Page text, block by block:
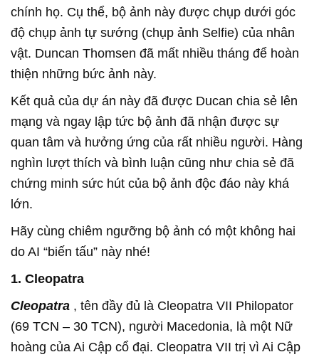
chính họ. Cụ thể, bộ ảnh này được chụp dưới góc
độ chụp ảnh tự sướng (chụp ảnh Selfie) của nhân
vật. Duncan Thomsen đã mất nhiều tháng để hoàn
thiện những bức ảnh này.
Kết quả của dự án này đã được Ducan chia sẻ lên
mạng và ngay lập tức bộ ảnh đã nhận được sự
quan tâm và hưởng ứng của rất nhiều người. Hàng
nghìn lượt thích và bình luận cũng như chia sẻ đã
chứng minh sức hút của bộ ảnh độc đáo này khá
lớn.
Hãy cùng chiêm ngưỡng bộ ảnh có một không hai
do AI “biến tấu” này nhé!
1. Cleopatra
Cleopatra , tên đầy đủ là Cleopatra VII Philopator
(69 TCN – 30 TCN), người Macedonia, là một Nữ
hoàng của Ai Cập cổ đại. Cleopatra VII trị vì Ai Cập